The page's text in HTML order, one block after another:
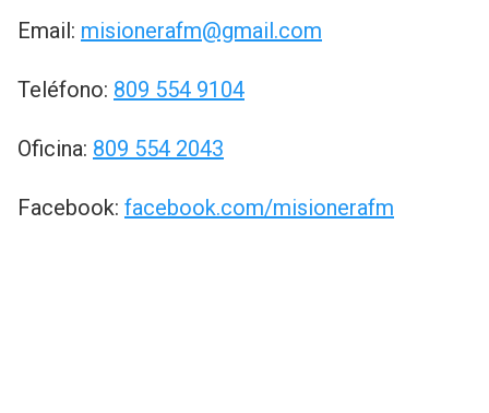
Email: misionerafm@gmail.com
Teléfono: 809 554 9104
Oficina: 809 554 2043
Facebook: facebook.com/misionerafm